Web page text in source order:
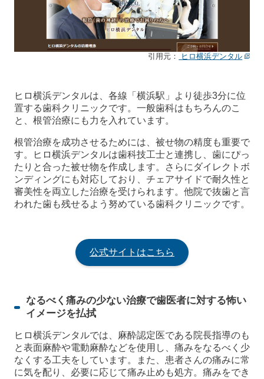
引用元： ヒロ横浜デンタル
ヒロ横浜デンタルは、各線「横浜駅」より徒歩3分に位
置する歯科クリニックです。一般歯科はもちろんのこ
と、根管治療にも力を入れています。
根管治療を成功させるためには、被せ物の精度も重要で
す。ヒロ横浜デンタルは歯科技工士と連携し、歯にぴっ
たりと合った被せ物を作成します。さらにダイレクトボ
ンディングにも対応しており、チェアサイドで耐久性と
審美性を両立した治療を受けられます。他院で抜歯と言
われた歯も残せるよう努めている歯科クリニックです。
公式サイトはこちら
なるべく痛みの少ない治療で歯医者に対する怖い
イメージを払拭
ヒロ横浜デンタルでは、麻酔認定医である院長指導のも
と表面麻酔や電動麻酔などを使用し、痛みをなるべく少
なくする工夫をしています。また、患者さんの痛みに常
に気を配り、必要に応じて痛み止めも処方。痛みをでき